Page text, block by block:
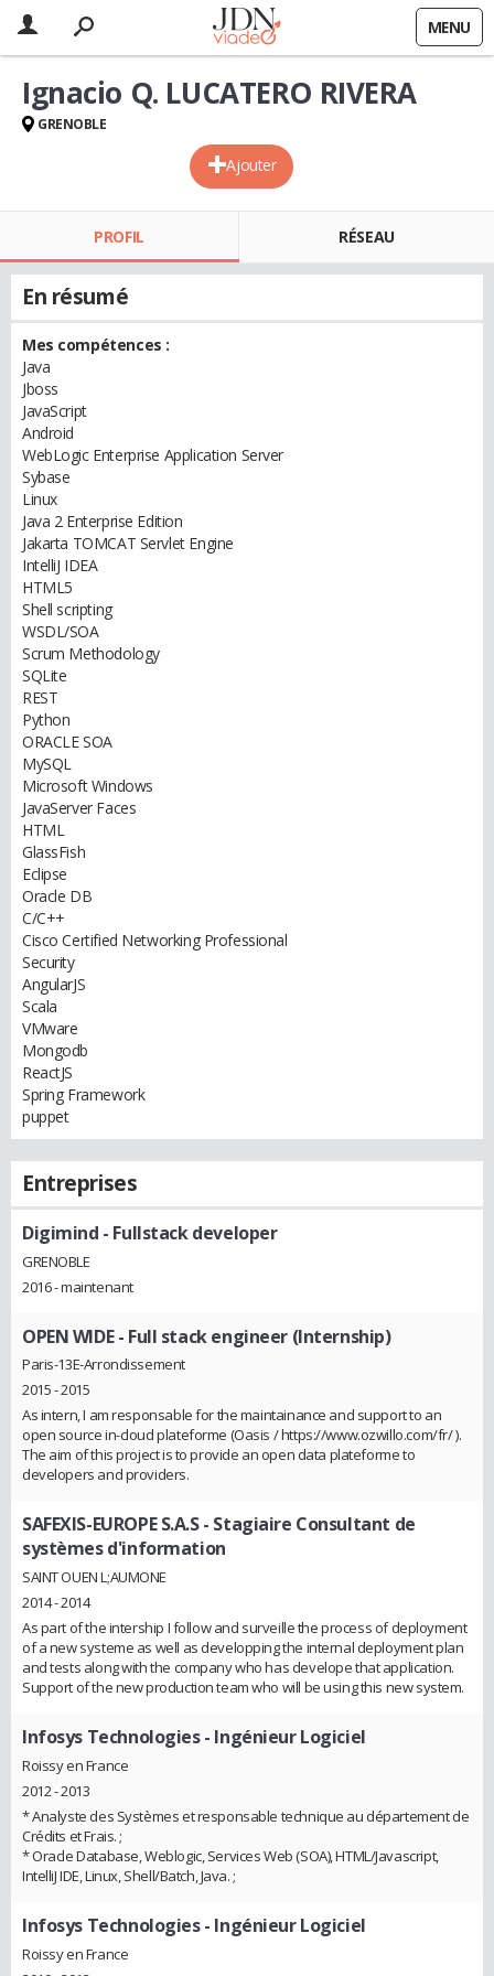
MENU
Ajouter
Ignacio Q. LUCATERO RIVERA
GRENOBLE
PROFIL RÉSEAU
En résumé
Mes compétences :
Java
Jboss
JavaScript
Android
WebLogic Enterprise Application Server
Sybase
Linux
Java 2 Enterprise Edition
Jakarta TOMCAT Servlet Engine
IntelliJ IDEA
HTML5
Shell scripting
WSDL/SOA
Scrum Methodology
SQLite
REST
Python
ORACLE SOA
MySQL
Microsoft Windows
JavaServer Faces
HTML
GlassFish
Eclipse
Oracle DB
C/C++
Cisco Certified Networking Professional
Security
AngularJS
Scala
VMware
Mongodb
ReactJS
Spring Framework
puppet
Entreprises
Digimind - Fullstack developer
GRENOBLE
2016 - maintenant
OPEN WIDE- Full stack engineer (Internship)
Paris-13E-Arrondissement
2015 - 2015
As intern, I am responsable for the maintainance and support to an
open source in-cloud plateforme (Oasis / https://www.ozwillo.com/fr/ ).
The aim of this project is to provide an open data plateforme to
developers and providers.
SAFEXIS-EUROPE S.A.S- Stagiaire Consultant de
systèmes d'information
SAINT OUEN L;AUMONE
2014 - 2014
As part of the intership I follow and surveille the process of deployment
of a new systeme as well as developping the internal deployment plan
and tests along with the company who has develope that application.
Support of the new production team who will be using this new system.
Infosys Technologies- Ingénieur Logiciel
Roissy en France
2012 - 2013
* Analyste des Systèmes et responsable technique au département de
Crédits et Frais. ;
* Oracle Database, Weblogic, Services Web (SOA), HTML/Javascript,
IntelliJ IDE, Linux, Shell/Batch, Java. ;
Infosys Technologies- Ingénieur Logiciel
Roissy en France